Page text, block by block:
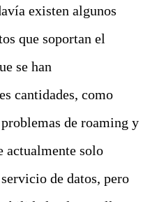
existen algunos
que soportan el
se han
cantidades, como
de roaming y
actualmente solo
de datos, pero